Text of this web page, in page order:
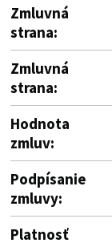
Zmluvná
strana:
Zmluvná
strana:
Hodnota
zmluv:
Podpísanie
zmluvy:
Platnosť